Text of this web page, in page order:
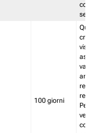
100 giorni